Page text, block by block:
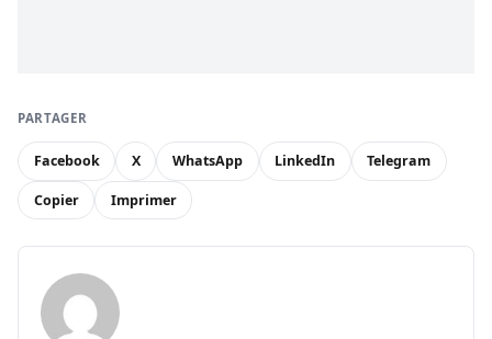
PARTAGER
Facebook X WhatsApp LinkedIn Telegram
Copier Imprimer